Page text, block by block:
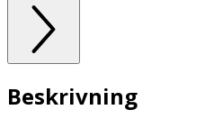
Beskrivning